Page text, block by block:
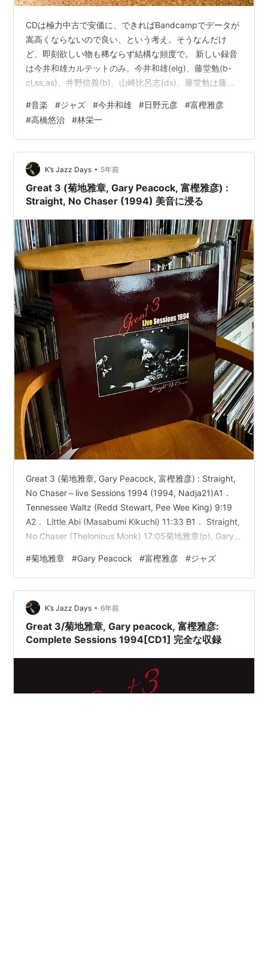
CDは極力中古で安価に、できればBandcampでデータが
嵩高くならないので良い、という考え。そうなんだけ
ど、即刻欲しい物も稀ならず結構な頻度で。 新しい録音
は今井和雄カルテットのみ。今井和雄(elg)、藤堂勉(b-
cl,ss,as)、井野信義(b)、山崎比呂志(ds)。藤堂勉は藤川
ーディレクションの衣鉢を継ぐ、という表現になるのだ
ろうが、得体の知れないスケール感がある今井和雄にし
ては、「伝統的な」フリージャズをしっかり聴かせた、
という驚きがあった。メンバー故か。 日野元彦は1970年
代の流氷時代のライヴ、ならば買わなきゃいけないよな
あ。ギータ…
#音楽 #ジャズ #今井和雄 #日野元彦 #富樫雅彦
#高橋悠治 #林栄一
K’s Jazz Days • 5年前
Great 3 (菊地雅章, Gary Peacock, 富樫雅彦) :
Straight, No Chaser (1994) 美音に浸る
Great 3 (菊地雅章, Gary Peacock, 富樫雅彦) : Straight,
No Chaser～live Sessions 1994 (1994, Nadja21)A1．
Tennessee Waltz (Redd Stewart, Pee Wee King) 9:19
A2． Little Abi (Masabumi Kikuchi) 11:33 B1． Straight,
No Chaser (Thelonious Monk) 17:05菊地雅章(p), Gary
PIT INN 1994年3…
#菊地雅章 #Gary Peacock #富樫雅彦 #ジャズ
K’s Jazz Days • 6年前
Great 3/菊地雅章, Gary peacock, 富樫雅彦:
Complete Sessions 1994[CD1] 完全な収録